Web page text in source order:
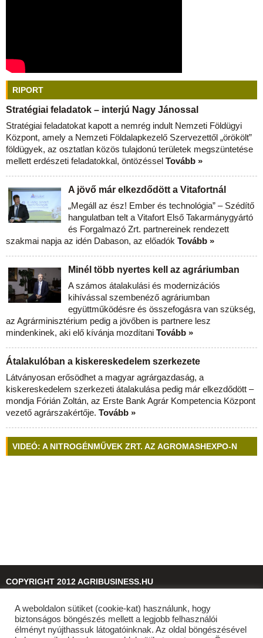
RIPORT
Stratégiai feladatok – interjú Nagy Jánossal
Stratégiai feladatokat kapott a nemrég indult Nemzeti Földügyi
Központ, amely a Nemzeti Földalapkezelő Szervezettől „örökölt”
földügyek, az osztatlan közös tulajdonú területek megszüntetése
mellett erdészeti feladatokkal, öntözéssel Tovább »
A jövő már elkezdődött a Vitafortnál
„Megáll az ész! Ember és technológia” – Szédítő
hangulatban telt a Vitafort Első Takarmánygyártó
és Forgalmazó Zrt. partnereinek rendezett
szakmai napja az idén Dabason, az előadók Tovább »
Minél több nyertes kell az agráriumban
A számos átalakulási és modernizációs
kihívással szembenéző agráriumban
együttműködésre és összefogásra van szükség,
az Agrárminisztérium pedig a jövőben is partnere lesz
mindenkinek, aki elő kívánja mozdítani Tovább »
Átalakulóban a kiskereskedelem szerkezete
Látványosan erősödhet a magyar agrárgazdaság, a
kiskereskedelem szerkezeti átalakulása pedig már elkezdődött –
mondja Fórián Zoltán, az Erste Bank Agrár Kompetencia Központ
vezető agrárszakértője. Tovább »
VIDEÓ: A NITROGÉNMŰVEK ZRT. AZ AGROMASHEXPO-N
COPYRIGHT 2012 AGRIBUSINESS.HU
© 2026agribusiness.hu
A weboldalon sütiket (cookie-kat) használunk, hogy
biztonságos böngészés mellett a legjobb felhasználói
élményt nyújthassuk látogatóinknak. Az oldal böngészésével